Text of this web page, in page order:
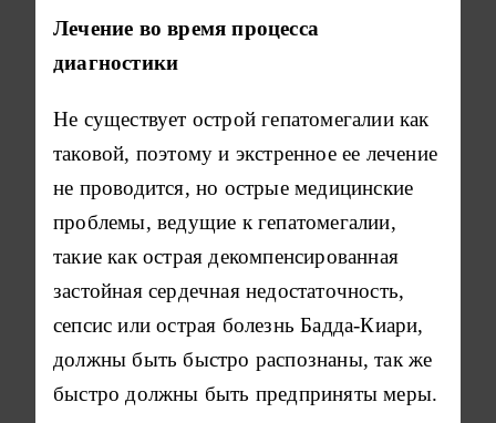
Лечение во время процесса
диагностики
Не существует острой гепатомегалии как
таковой, поэтому и экстренное ее лечение
не проводится, но острые медицинские
проблемы, ведущие к гепатомегалии,
такие как острая декомпенсированная
застойная сердечная недостаточность,
сепсис или острая болезнь Бадда-Киари,
должны быть быстро распознаны, так же
быстро должны быть предприняты меры.